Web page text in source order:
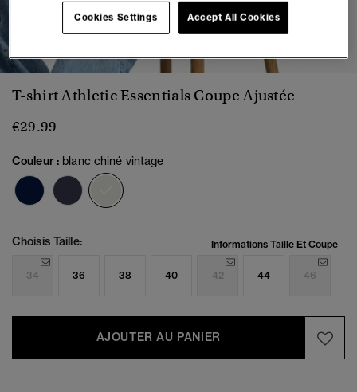
T-shirt Athletic Essentials Coupe Ajustée
€29.99
Couleur : blanc chiné vintage
Choisis Taille: Informations Taille Et Coupe
34 36 38 40 42 44 46
AJOUTER AU PANIER
Cookies Settings Accept All Cookies